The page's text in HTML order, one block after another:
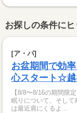
お探しの条件に
[ア・パ]
お盆期間で効
心スタート☆
【8/8〜8/16の期間限
眠りについて、そし
は最近肩にくるよ...